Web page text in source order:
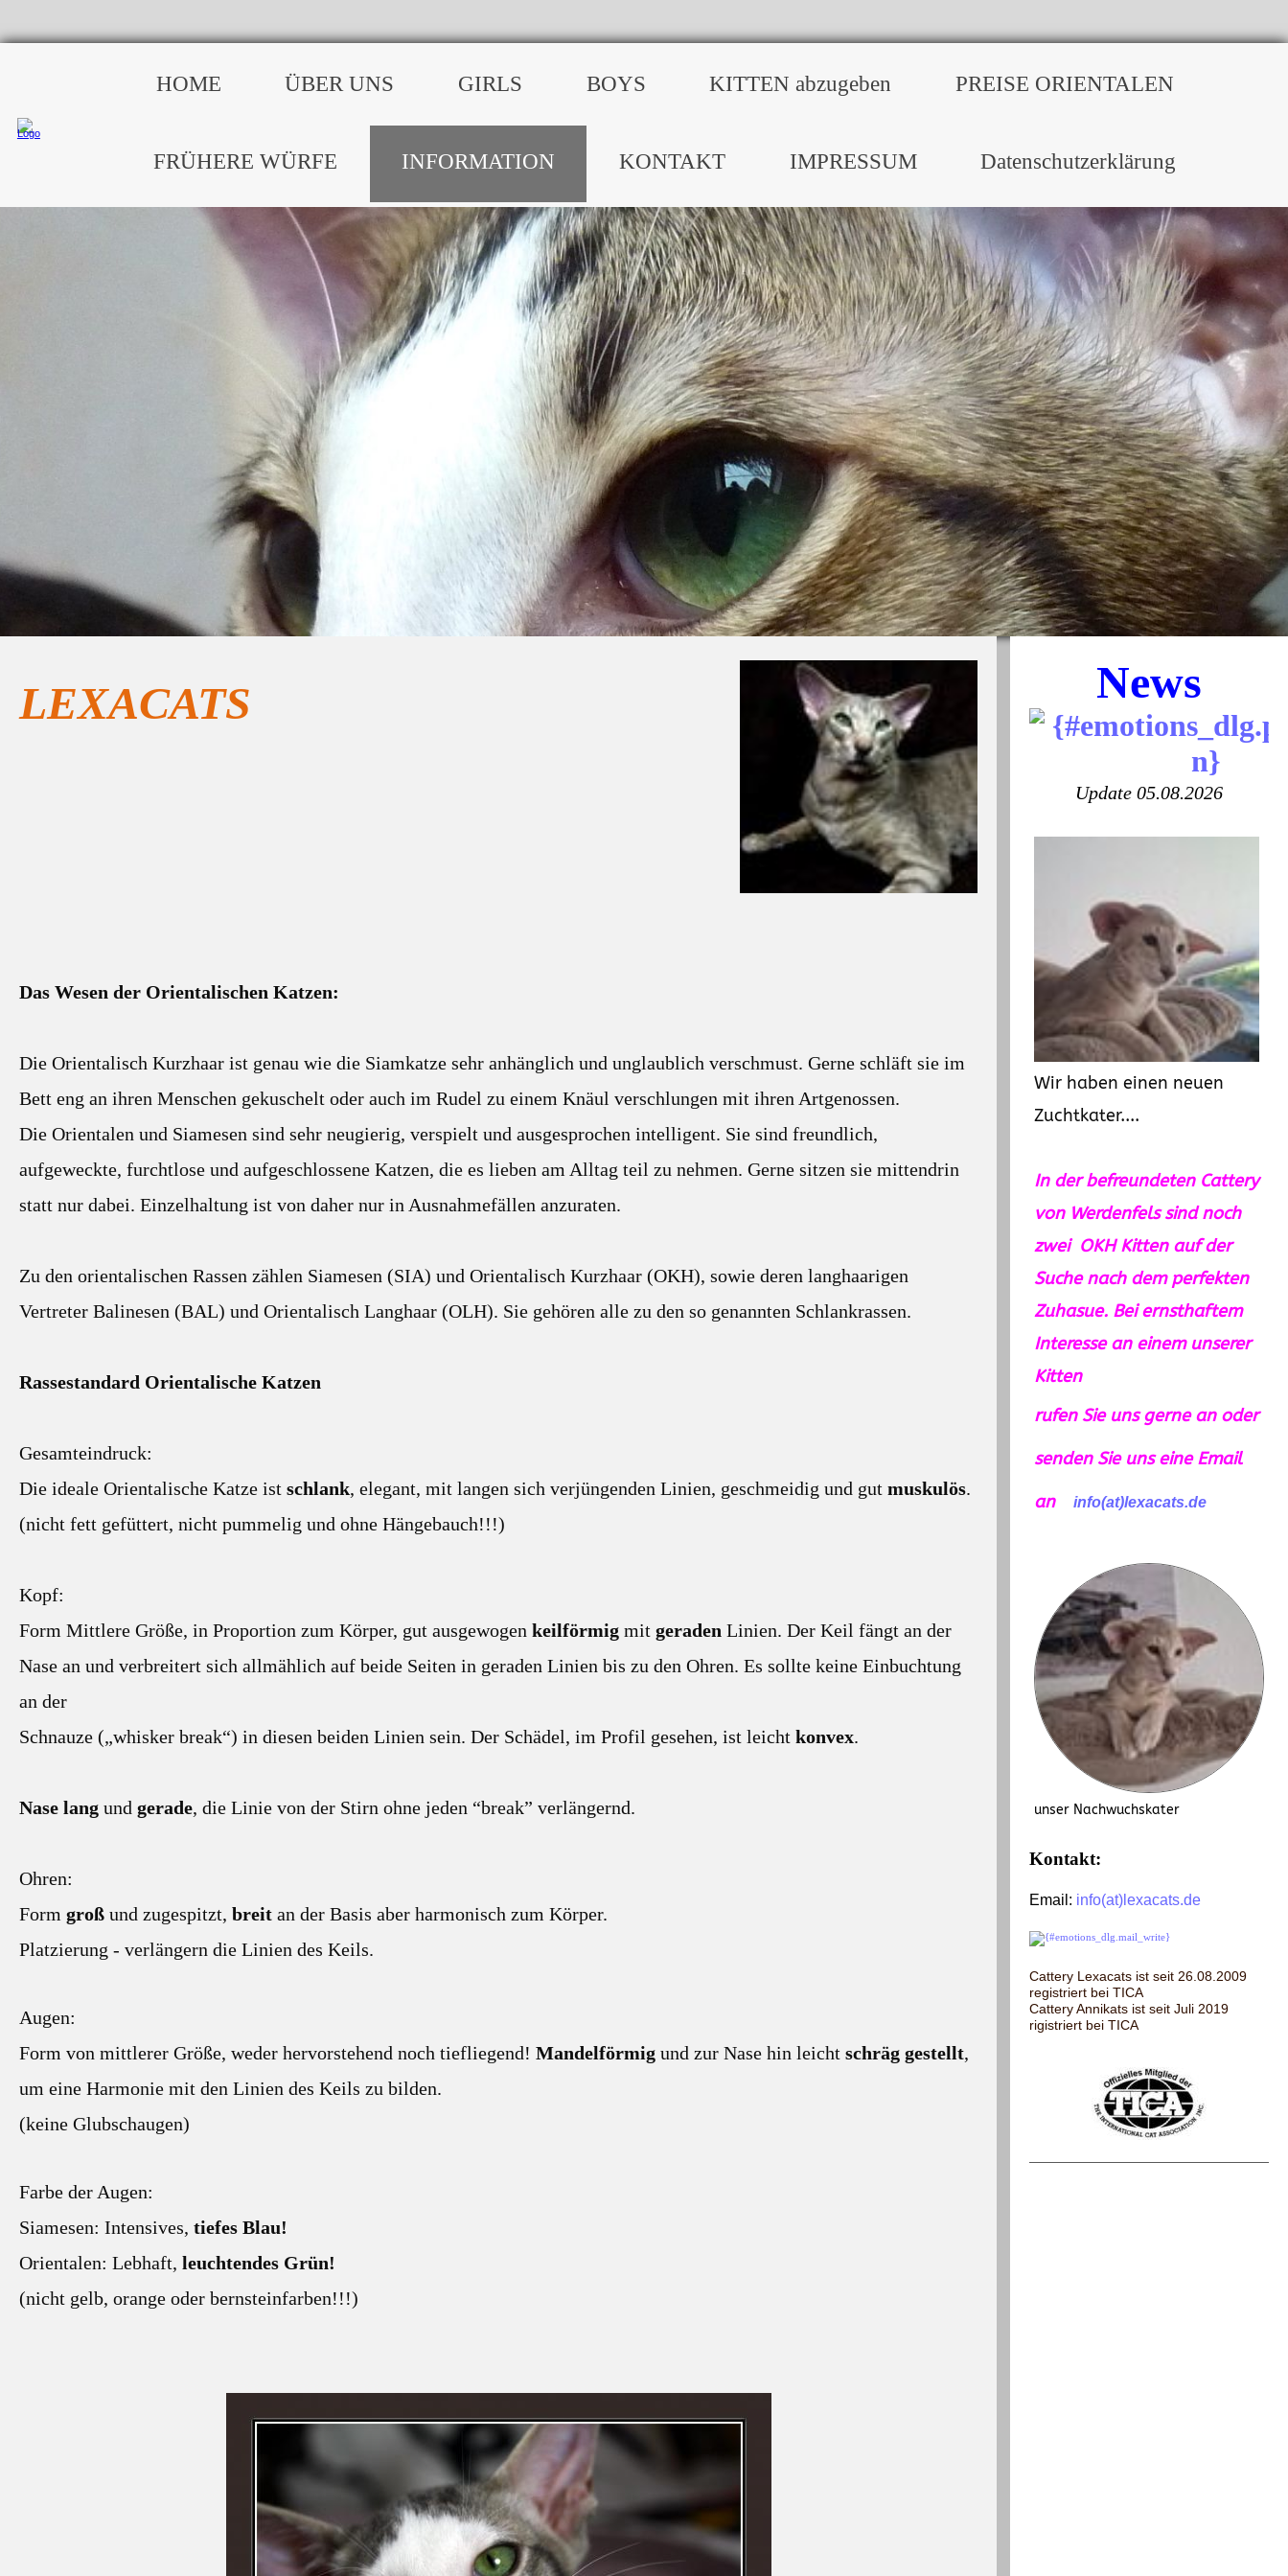
HOME ÜBER UNS GIRLS BOYS KITTEN abzugeben PREISE ORIENTALEN
FRÜHERE WÜRFE INFORMATION KONTAKT IMPRESSUM Datenschutzerklärung
News
Update 05.08.2026
Wir haben einen neuen
Zuchtkater....
In der befreundeten Cattery
von Werdenfels sind noch
zwei OKH Kitten auf der
Suche nach dem perfekten
Zuhasue. Bei ernsthaftem
Interesse an einem unserer
Kitten
rufen Sie uns gerne an oder
senden Sie uns eine Email
an info(at)lexacats.de
unser Nachwuchskater
Kontakt:
Email: info(at)lexacats.de
Cattery Lexacats ist seit 26.08.2009
registriert bei TICA
Cattery Annikats ist seit Juli 2019
rigistriert bei TICA
LEXACATS
Das Wesen der Orientalischen Katzen:
Die Orientalisch Kurzhaar ist genau wie die Siamkatze sehr anhänglich und unglaublich verschmust. Gerne schläft sie im
Bett eng an ihren Menschen gekuschelt oder auch im Rudel zu einem Knäul verschlungen mit ihren Artgenossen.
Die Orientalen und Siamesen sind sehr neugierig, verspielt und ausgesprochen intelligent. Sie sind freundlich,
aufgeweckte, furchtlose und aufgeschlossene Katzen, die es lieben am Alltag teil zu nehmen. Gerne sitzen sie mittendrin
statt nur dabei. Einzelhaltung ist von daher nur in Ausnahmefällen anzuraten.
Zu den orientalischen Rassen zählen Siamesen (SIA) und Orientalisch Kurzhaar (OKH), sowie deren langhaarigen
Vertreter Balinesen (BAL) und Orientalisch Langhaar (OLH). Sie gehören alle zu den so genannten Schlankrassen.
Rassestandard Orientalische Katzen
Gesamteindruck:
Die ideale Orientalische Katze ist schlank, elegant, mit langen sich verjüngenden Linien, geschmeidig und gut muskulös.
(nicht fett gefüttert, nicht pummelig und ohne Hängebauch!!!)
Kopf:
Form Mittlere Größe, in Proportion zum Körper, gut ausgewogen keilförmig mit geraden Linien. Der Keil fängt an der
Nase an und verbreitert sich allmählich auf beide Seiten in geraden Linien bis zu den Ohren. Es sollte keine Einbuchtung
an der
Schnauze („whisker break“) in diesen beiden Linien sein. Der Schädel, im Profil gesehen, ist leicht konvex.
Nase lang und gerade, die Linie von der Stirn ohne jeden “break” verlängernd.
Ohren:
Form groß und zugespitzt, breit an der Basis aber harmonisch zum Körper.
Platzierung - verlängern die Linien des Keils.
Augen:
Form von mittlerer Größe, weder hervorstehend noch tiefliegend! Mandelförmig und zur Nase hin leicht schräg gestellt,
um eine Harmonie mit den Linien des Keils zu bilden.
(keine Glubschaugen)
Farbe der Augen:
Siamesen: Intensives, tiefes Blau!
Orientalen: Lebhaft, leuchtendes Grün!
(nicht gelb, orange oder bernsteinfarben!!!)